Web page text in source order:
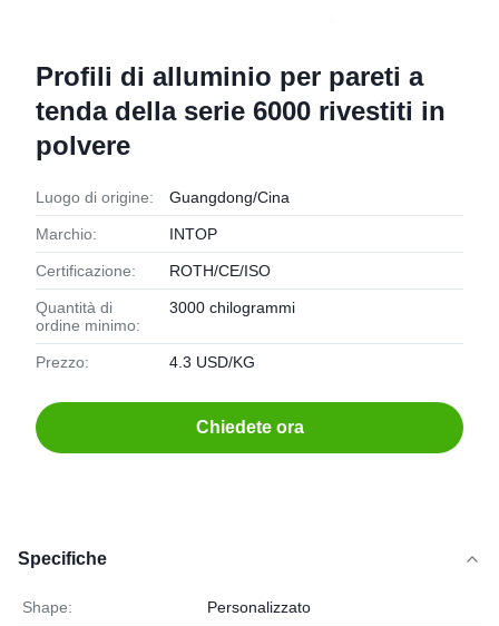
Profili di alluminio per pareti a
tenda della serie 6000 rivestiti in
polvere
Luogo di origine: Guangdong/Cina
Marchio: INTOP
Certificazione: ROTH/CE/ISO
Quantità di
ordine minimo:
3000 chilogrammi
Prezzo: 4.3 USD/KG
Chiedete ora
Specifiche
Shape: Personalizzato